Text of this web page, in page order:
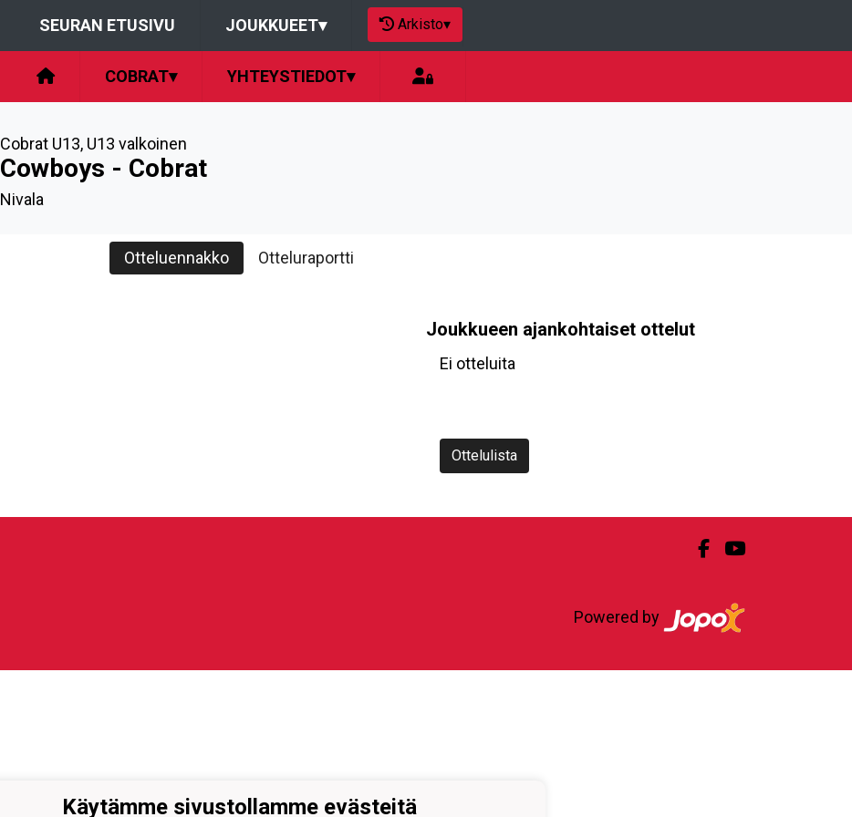
SEURAN ETUSIVU JOUKKUEET▾ Arkisto▾
COBRAT▾ YHTEYSTIEDOT▾
Cobrat U13, U13 valkoinen
Cowboys - Cobrat
Nivala
Otteluennakko Otteluraportti
Joukkueen ajankohtaiset ottelut
Ei otteluita
Ottelulista
Powered by
Käytämme sivustollamme evästeitä